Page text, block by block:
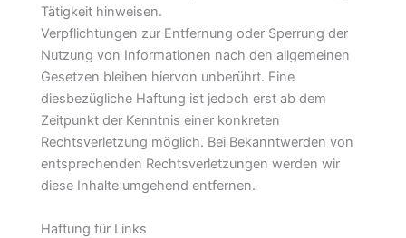
Tätigkeit hinweisen.
Verpflichtungen zur Entfernung oder Sperrung der
Nutzung von Informationen nach den allgemeinen
Gesetzen bleiben hiervon unberührt. Eine
diesbezügliche Haftung ist jedoch erst ab dem
Zeitpunkt der Kenntnis einer konkreten
Rechtsverletzung möglich. Bei Bekanntwerden von
entsprechenden Rechtsverletzungen werden wir
diese Inhalte umgehend entfernen.
Haftung für Links